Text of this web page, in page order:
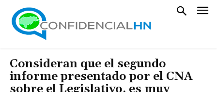
Consideran que el segundo
informe presentado por el CNA
sobre el Legislativo, es muy